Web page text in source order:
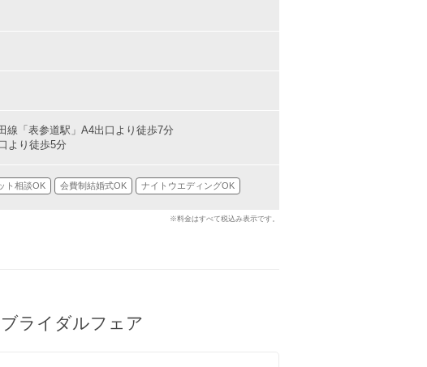
「表参道駅」A4出口より徒歩7分
より徒歩5分
ト相談OK 会費制結婚式OK ナイトウエディングOK
※料金はすべて税込み表示です。
ライダルフェア